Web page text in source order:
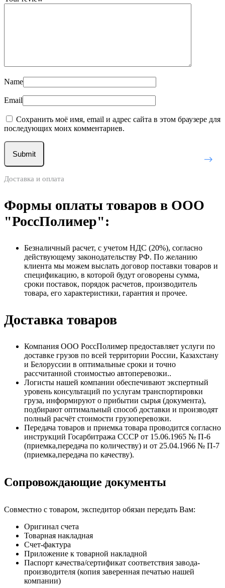
Name
Email
Сохранить моё имя, email и адрес сайта в этом браузере для
последующих моих комментариев.
Доставка и оплата
Формы оплаты товаров в ООО
"РоссПолимер":
Безналичный расчет, с учетом НДС (20%), согласно
действующему законодательству РФ. По желанию
клиента мы можем выслать договор поставки товаров и
спецификацию, в которой будут оговорены сумма,
сроки поставок, порядок расчетов, производитель
товара, его характеристики, гарантия и прочее.
Доставка товаров
Компания ООО РоссПолимер предоставляет услуги по
доставке грузов по всей территории России, Казахстану
и Белоруссии в оптимальные сроки и точно
рассчитанной стоимостью автоперевозки..
Логисты нашей компании обеспечивают экспертный
уровень консультаций по услугам транспортировки
груза, информируют о прибытии сырья (документа),
подбирают оптимальный способ доставки и производят
полный расчёт стоимости грузоперевозки.
Передача товаров и приемка товара проводится согласно
инструкций Госарбитража СССР от 15.06.1965 № П-6
(приемка,передача по количеству) и от 25.04.1966 № П-7
(приемка,передача по качеству).
Сопровождающие документы
Совместно с товаром, экспедитор обязан передать Вам:
Оригинал счета
Товарная накладная
Счет-фактура
Приложение к товарной накладной
Паспорт качества/сертификат соответствия завода-
производителя (копия заверенная печатью нашей
компании)